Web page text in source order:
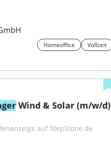
Homeoffice Vollzeit
Wind & Solar (m/w/d)